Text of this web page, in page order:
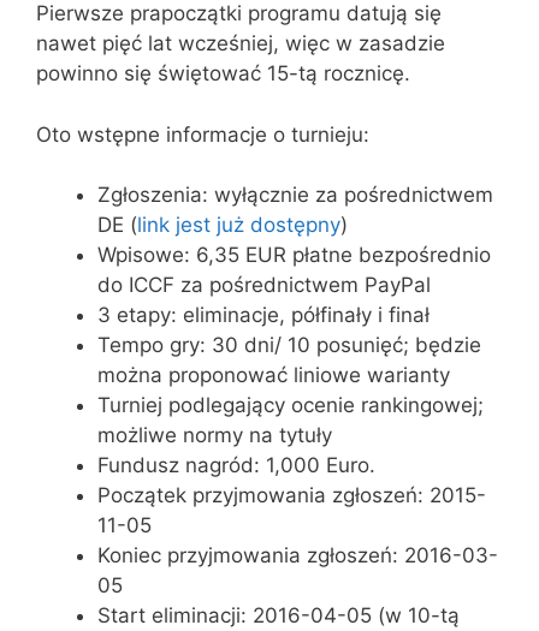
Pierwsze prapoczątki programu datują się
nawet pięć lat wcześniej, więc w zasadzie
powinno się świętować 15-tą rocznicę.
Oto wstępne informacje o turnieju:
Zgłoszenia: wyłącznie za pośrednictwem
DE (link jest już dostępny)
Wpisowe: 6,35 EUR płatne bezpośrednio
do ICCF za pośrednictwem PayPal
3 etapy: eliminacje, półfinały i finał
Tempo gry: 30 dni/ 10 posunięć; będzie
można proponować liniowe warianty
Turniej podlegający ocenie rankingowej;
możliwe normy na tytuły
Fundusz nagród: 1,000 Euro.
Początek przyjmowania zgłoszeń: 2015-
11-05
Koniec przyjmowania zgłoszeń: 2016-03-
05
Start eliminacji: 2016-04-05 (w 10-tą